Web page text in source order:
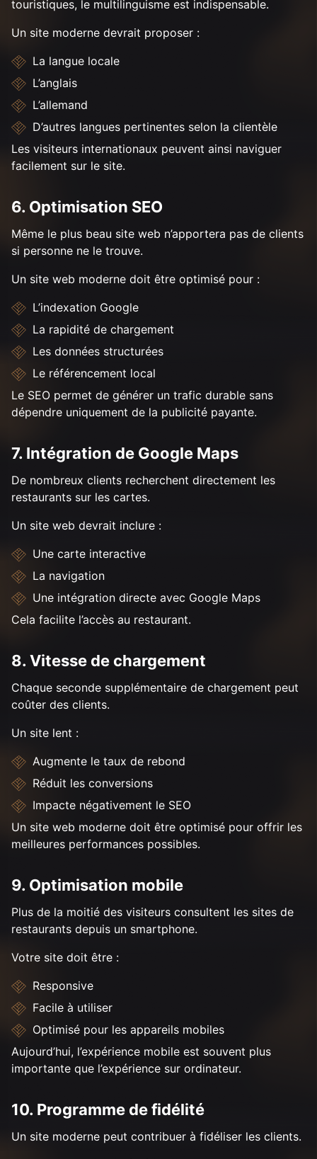
touristiques, le multilinguisme est indispensable.
Un site moderne devrait proposer :
La langue locale
L’anglais
L’allemand
D’autres langues pertinentes selon la clientèle
Les visiteurs internationaux peuvent ainsi naviguer
facilement sur le site.
6. Optimisation SEO
Même le plus beau site web n’apportera pas de clients
si personne ne le trouve.
Un site web moderne doit être optimisé pour :
L’indexation Google
La rapidité de chargement
Les données structurées
Le référencement local
Le SEO permet de générer un trafic durable sans
dépendre uniquement de la publicité payante.
7. Intégration de Google Maps
De nombreux clients recherchent directement les
restaurants sur les cartes.
Un site web devrait inclure :
Une carte interactive
La navigation
Une intégration directe avec Google Maps
Cela facilite l’accès au restaurant.
8. Vitesse de chargement
Chaque seconde supplémentaire de chargement peut
coûter des clients.
Un site lent :
Augmente le taux de rebond
Réduit les conversions
Impacte négativement le SEO
Un site web moderne doit être optimisé pour offrir les
meilleures performances possibles.
9. Optimisation mobile
Plus de la moitié des visiteurs consultent les sites de
restaurants depuis un smartphone.
Votre site doit être :
Responsive
Facile à utiliser
Optimisé pour les appareils mobiles
Aujourd’hui, l’expérience mobile est souvent plus
importante que l’expérience sur ordinateur.
10. Programme de fidélité
Un site moderne peut contribuer à fidéliser les clients.